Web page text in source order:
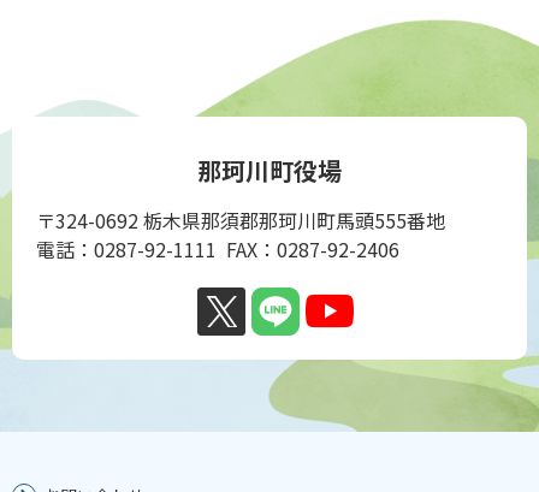
那珂川町役場
〒324-0692 栃木県那須郡那珂川町馬頭555番地
電話：0287-92-1111 FAX：0287-92-2406